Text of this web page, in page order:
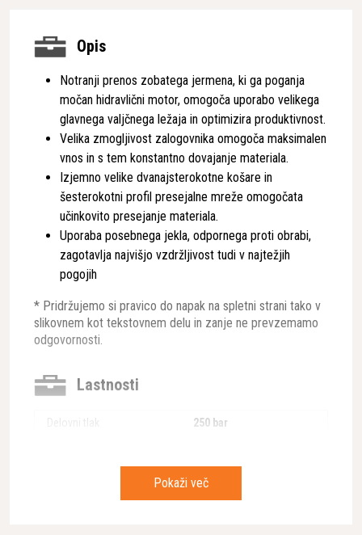
Opis
Notranji prenos zobatega jermena, ki ga poganja
močan hidravlični motor, omogoča uporabo velikega
glavnega valjčnega ležaja in optimizira produktivnost.
Velika zmogljivost zalogovnika omogoča maksimalen
vnos in s tem konstantno dovajanje materiala.
Izjemno velike dvanajsterokotne košare in
šesterokotni profil presejalne mreže omogočata
učinkovito presejanje materiala.
Uporaba posebnega jekla, odpornega proti obrabi,
zagotavlja najvišjo vzdržljivost tudi v najtežjih
pogojih
* Pridržujemo si pravico do napak na spletni strani tako v
slikovnem kot tekstovnem delu in zanje ne prevzemamo
odgovornosti.
Lastnosti
Delovni tlak
250 bar
Teža sejalne žlice
2200 kg
Pokaži več